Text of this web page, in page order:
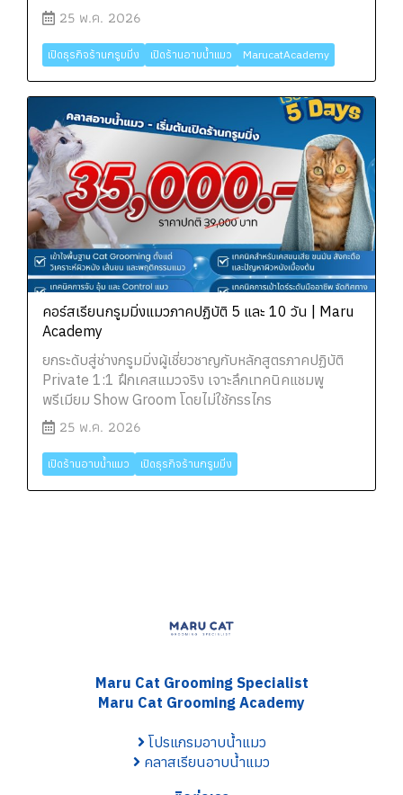
25 พ.ค. 2026
เปิดธุรกิจร้านกรูมมิ่ง เปิดร้านอาบน้ำแมว MarucatAcademy
คอร์สเรียนกรูมมิ่งแมวภาคปฏิบัติ 5 และ 10 วัน | Maru
Academy
ยกระดับสู่ช่างกรูมมิ่งผู้เชี่ยวชาญกับหลักสูตรภาคปฏิบัติ
Private 1:1 ฝึกเคสแมวจริง เจาะลึกเทคนิคแชมพู
พรีเมียม Show Groom โดยไม่ใช้กรรไกร
25 พ.ค. 2026
เปิดร้านอาบน้ำแมว เปิดธุรกิจร้านกรูมมิ่ง
Maru Cat Grooming Specialist
Maru Cat Grooming Academy
โปรแกรมอาบน้ำแมว
คลาสเรียนอาบน้ำแมว